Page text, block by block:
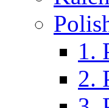
1.
2.